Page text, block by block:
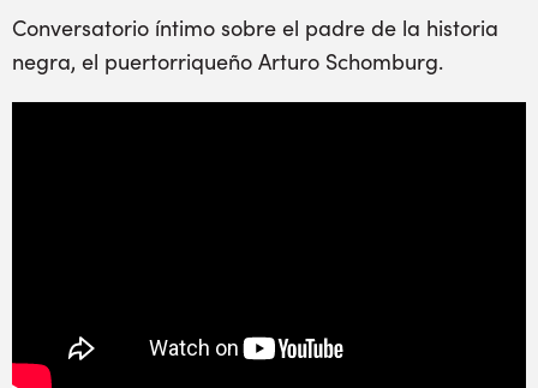
Conversatorio íntimo sobre el padre de la historia
negra, el puertorriqueño Arturo Schomburg.